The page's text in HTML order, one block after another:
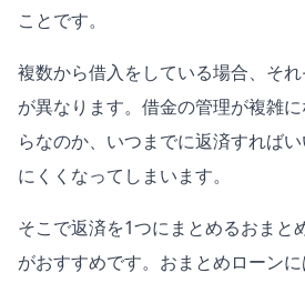
ことです。
複数から借入をしている場合、そ
が異なります。借金の管理が複雑
らなのか、いつまでに返済すれば
にくくなってしまいます。
そこで返済を1つにまとめるおまと
がおすすめです。おまとめローン